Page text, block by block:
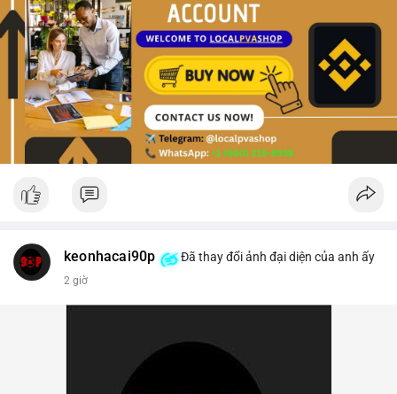
keonhacai90p Đã thay đổi ảnh đại diện của anh ấy
2 giờ